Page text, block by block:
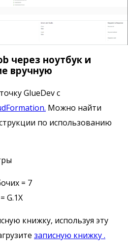
через ноутбук и
вручную
GlueDev с
Можно найти
по использованию
= 7
G.1X
книжку, используя эту
записную книжку .